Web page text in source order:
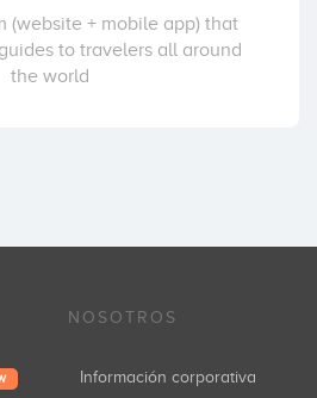
(website + mobile app) that
to travelers all around
the world
NOSOTROS
Información corporativa